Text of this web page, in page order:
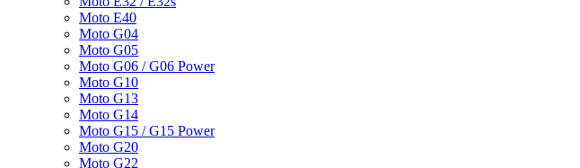
Moto E40
Moto G04
Moto G05
Moto G06 / G06 Power
Moto G10
Moto G13
Moto G14
Moto G15 / G15 Power
Moto G20
Moto G22